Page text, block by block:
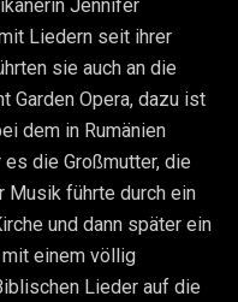
Jennifer
Liedern seit ihrer
sie auch an die
Garden Opera, dazu ist
dem in Rumänien
die Großmutter, die
Musik führte durch ein
und dann später ein
einem völlig
Lieder auf die